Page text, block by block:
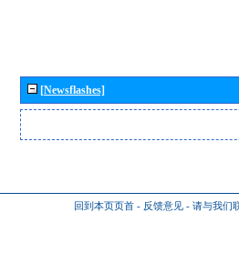
[Newsflashes]
回到本页页首 - 反馈意见 - 请与我们